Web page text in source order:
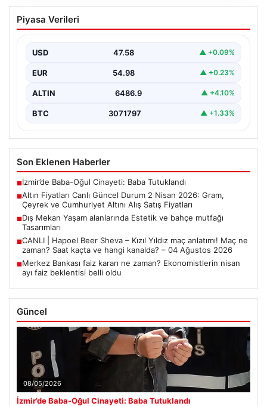
Altın Fiyatları Canlı Güncel Durum 2
Nisan 2026: Gram, Çeyrek ve
2 Nisan 2026 tarihi itibarıyla altın piyasasında yaşanan
Piyasa Verileri
USD 47.58 ▲ +0.09%
EUR 54.98 ▲ +0.23%
ALTIN 6486.9 ▲ +4.10%
BTC 3071797 ▲ +1.33%
Son Eklenen Haberler
■İzmir’de Baba-Oğul Cinayeti: Baba Tutuklandı
■Altın Fiyatları Canlı Güncel Durum 2 Nisan 2026: Gram,
Çeyrek ve Cumhuriyet Altını Alış Satış Fiyatları
■Dış Mekan Yaşam alanlarında Estetik ve bahçe mutfağı
Tasarımları
■CANLI | Hapoel Beer Sheva – Kızıl Yıldız maç anlatımı! Maç ne
zaman? Saat kaçta ve hangi kanalda? – 04 Ağustos 2026
■Merkez Bankası faiz kararı ne zaman? Ekonomistlerin nisan
ayı faiz beklentisi belli oldu
Güncel
08/05/2026
İzmir’de Baba-Oğul Cinayeti: Baba Tutuklandı